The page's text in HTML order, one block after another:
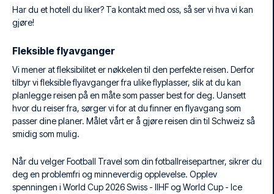
Har du et hotell du liker? Ta kontakt med oss, så ser vi hva vi kan
gjøre!
Fleksible flyavganger
Vi mener at fleksibilitet er nøkkelen til den perfekte reisen. Derfor
tilbyr vi fleksible flyavganger fra ulike flyplasser, slik at du kan
planlegge reisen på en måte som passer best for deg. Uansett
hvor du reiser fra, sørger vi for at du finner en flyavgang som
passer dine planer. Målet vårt er å gjøre reisen din til Schweiz så
smidig som mulig.
Når du velger Football Travel som din fotballreisepartner, sikrer du
deg en problemfri og minneverdig opplevelse. Opplev
spenningen i World Cup 2026 Swiss - IIHF og World Cup - Ice